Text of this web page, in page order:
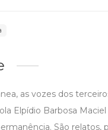
as vozes dos
Elpídio Barbosa
São relatos,